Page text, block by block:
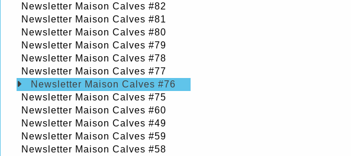
Newsletter Maison Calves #82
Newsletter Maison Calves #81
Newsletter Maison Calves #80
Newsletter Maison Calves #79
Newsletter Maison Calves #78
Newsletter Maison Calves #77
Newsletter Maison Calves #76
Newsletter Maison Calves #75
Newsletter Maison Calves #60
Newsletter Maison Calves #49
Newsletter Maison Calves #59
Newsletter Maison Calves #58